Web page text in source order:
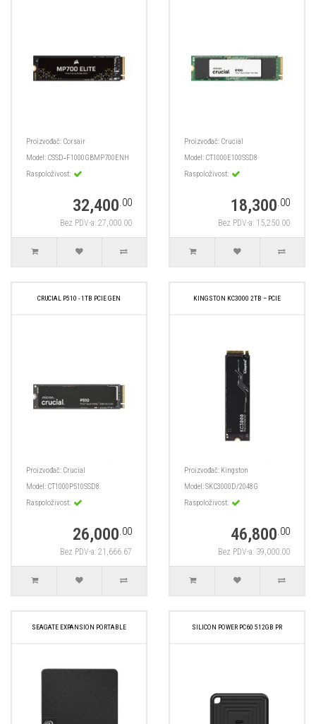
Proizvođač: Corsair
Model: CSSD‑F1000GBMP700ENH
Raspoloživost:
32,400.00
Bez PDV-a: 27,000.00
Proizvođač: Crucial
Model: CT1000E100SSD8
Raspoloživost:
18,300.00
Bez PDV-a: 15,250.00
CRUCIAL P510 - 1TB PCIE GEN
Proizvođač: Crucial
Model: CT1000P510SSD8
Raspoloživost:
26,000.00
Bez PDV-a: 21,666.67
KINGSTON KC3000 2TB – PCIE
Proizvođač: Kingston
Model:SKC3000D/2048G
Raspoloživost:
46,800.00
Bez PDV-a: 39,000.00
SEAGATE EXPANSION PORTABLE SILICON POWER PC60 512GB PR